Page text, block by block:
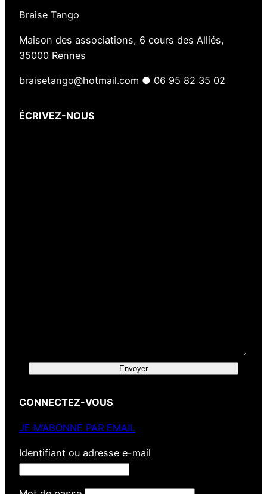
Braise Tango
Maison des associations, 6 cours des Alliés,
35000 Rennes
braisetango@hotmail.com ● 06 95 82 35 02
ÉCRIVEZ-NOUS
Envoyer
CONNECTEZ-VOUS
JE M’ABONNE PAR EMAIL
Identifiant ou adresse e-mail